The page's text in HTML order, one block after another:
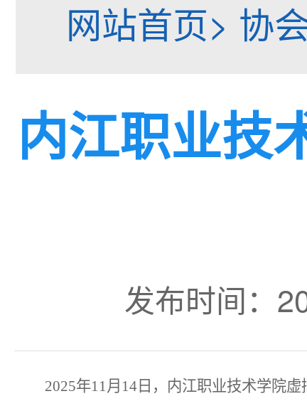
网站首页> 协
内江职业技
发布时间：
2025年11月 14日 ，内江职业技术学院虚